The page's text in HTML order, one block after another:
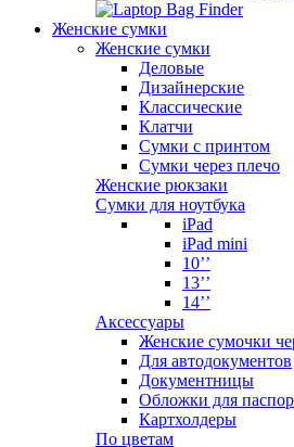
Женские сумки
Женские сумки
Деловые
Дизайнерские
Классические
Клатчи
Сумки с принтом
Сумки через плечо
Женские рюкзаки
Сумки для ноутбука
iPad
iPad mini
10’’
13’’
14’’
Аксессуары
Женские сумочки
Для автодокументов
Документницы
Обложки для
Картхолдеры
По цветам